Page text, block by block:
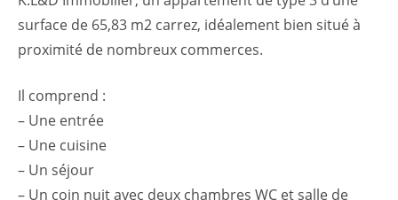
surface de 65,83 m2 carrez, idéalement bien situé à
proximité de nombreux commerces.
Il comprend :
– Une entrée
– Une cuisine
– Un séjour
– Un coin nuit avec deux chambres WC et salle de